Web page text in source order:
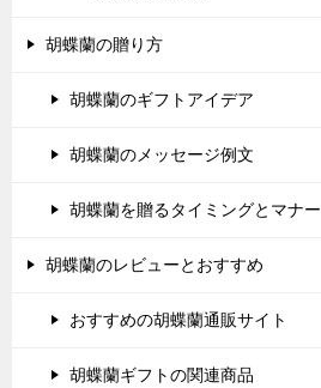
胡蝶蘭の贈り方
胡蝶蘭のギフトアイデア
胡蝶蘭のメッセージ例文
胡蝶蘭を贈るタイミングとマナー
胡蝶蘭のレビューとおすすめ
おすすめの胡蝶蘭通販サイト
胡蝶蘭ギフトの関連商品